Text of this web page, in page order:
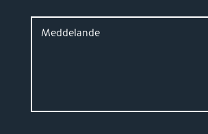
Meddelande